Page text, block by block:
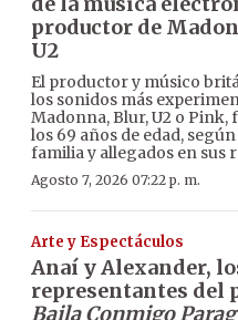
productor de
U2
El productor y músico
los sonidos más
Madonna, Blur, U2 o Pink,
los 69 años de edad,
familia y allegados en sus
Agosto 7, 2026 07:22 p. m.
Arte y Espectáculos
Anaí y Alexander,
representantes del
Baila Conmigo